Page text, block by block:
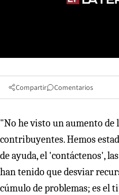
Compartir Comentarios
"No he visto un aumento de
contribuyentes. Hemos
de ayuda, el 'contáctenos',
han tenido que desviar
cúmulo de problemas; es el